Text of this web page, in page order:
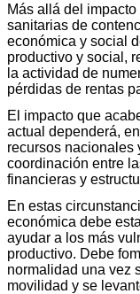
Más allá del
sanitarias de
económica y social
productivo y social,
la actividad de
pérdidas de rentas
El impacto que
actual dependerá,
recursos nacionales
coordinación entre
financieras y
En estas
económica debe
ayudar a los más
productivo. Debe
normalidad una vez
movilidad y se